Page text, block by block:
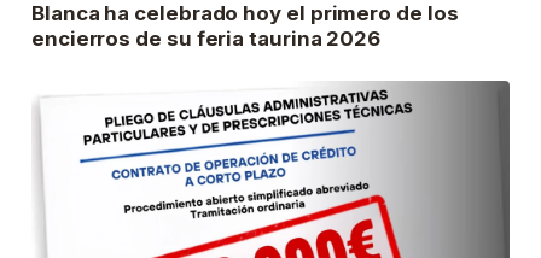
Blanca ha celebrado hoy el primero de los
encierros de su feria taurina 2026